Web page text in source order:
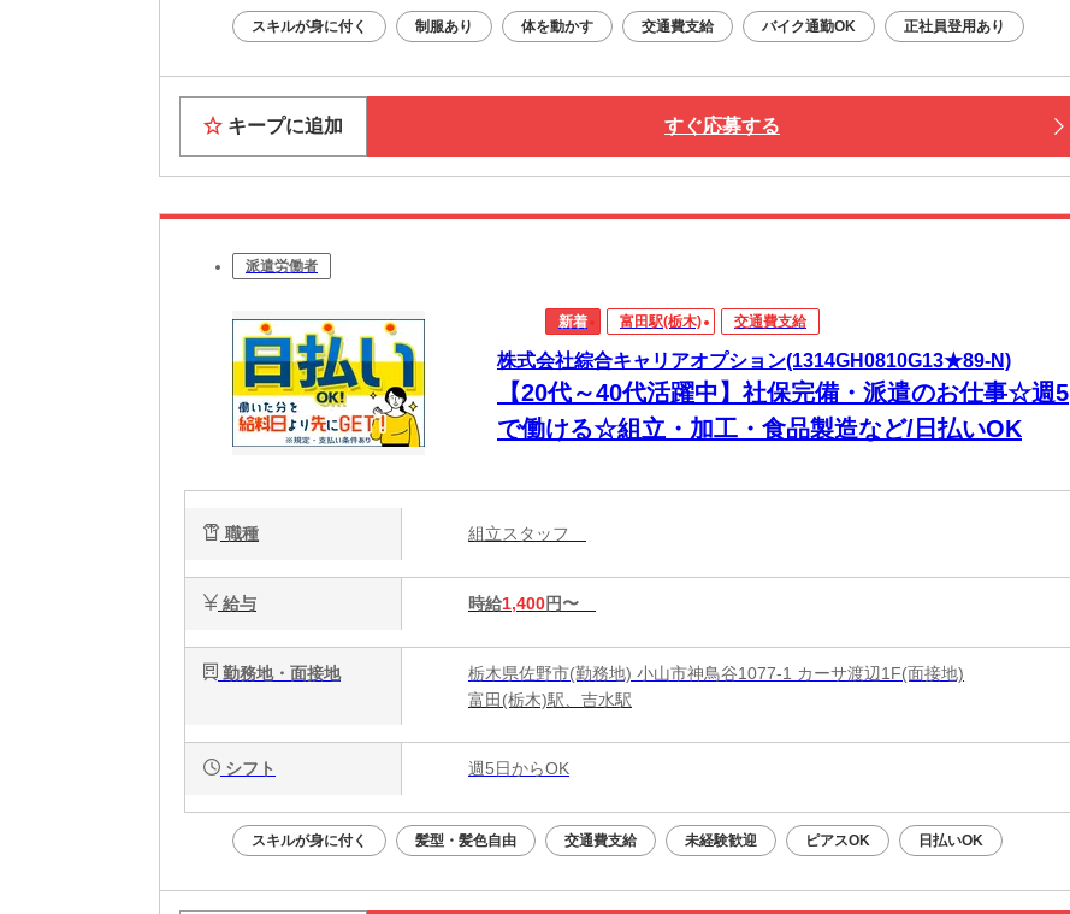
スキルが身に付く 制服あり 体を動かす 交通費支給 バイク通勤OK 正社員登用あり
キープに追加 すぐ応募する
派遣労働者
新着 富田駅(栃木) 交通費支給
株式会社綜合キャリアオプション(1314GH0810G13★89-N)
【20代～40代活躍中】社保完備・派遣のお仕事☆週5
で働ける☆組立・加工・食品製造など/日払いOK
職種 組立スタッフ
給与 時給1,400円〜
勤務地・面接地
栃木県佐野市(勤務地) 小山市神鳥谷1077-1 カーサ渡辺1F(面接地)
富田(栃木)駅、吉水駅
シフト 週5日からOK
スキルが身に付く 髪型・髪色自由 交通費支給 未経験歓迎 ピアスOK 日払いOK